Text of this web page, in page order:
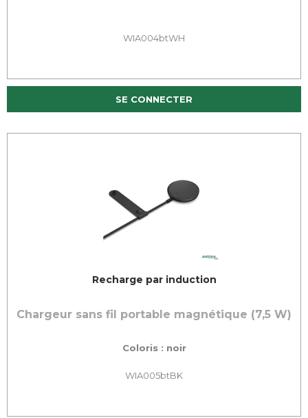
WIA004btWH
SE CONNECTER
Recharge par induction
Chargeur sans fil portable magnétique (7,5 W)
Coloris : noir
WIA005btBK